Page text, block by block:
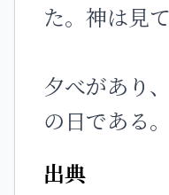
た。神は見
夕べがあり
の日である。
出典